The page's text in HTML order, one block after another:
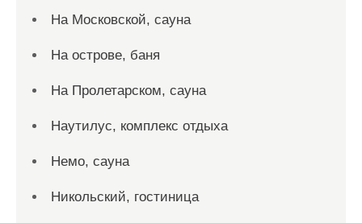
На Московской, сауна
На острове, баня
На Пролетарском, сауна
Наутилус, комплекс отдыха
Немо, сауна
Никольский, гостиница